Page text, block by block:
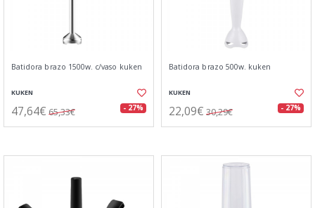
Batidora brazo 1500w. c/vaso kuken
KUKEN
47,64€ 65,33€ - 27%
Batidora brazo 500w. kuken
KUKEN
22,09€ 30,29€ - 27%